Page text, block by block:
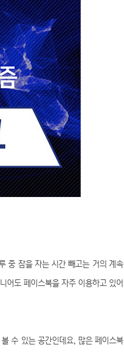
중 잠을 자는 시간 빼고는 거의 계속
어도 페이스북을 자주 이용하고 있어
수 있는 공간인데요, 많은 페이스북